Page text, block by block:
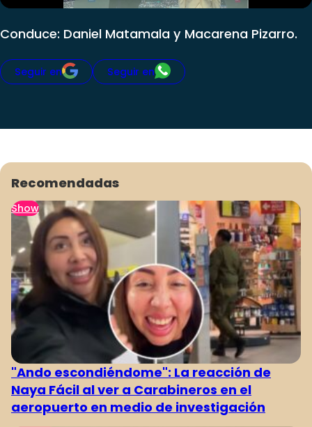
Conduce: Daniel Matamala y Macarena Pizarro.
Seguir en Seguir en
Recomendadas
Show
"Ando escondiéndome": La reacción de
Naya Fácil al ver a Carabineros en el
aeropuerto en medio de investigación